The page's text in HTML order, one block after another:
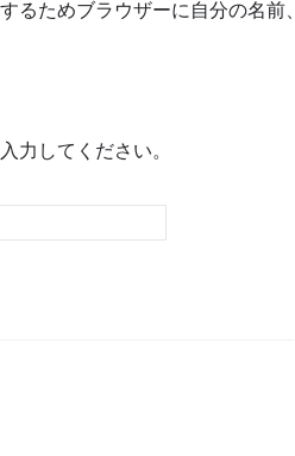
るためブラウザーに自分の名前
力してください。